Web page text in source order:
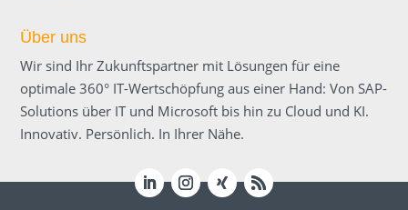
Über uns
Wir sind Ihr Zukunftspartner mit Lösungen für eine
optimale 360° IT-Wertschöpfung aus einer Hand: Von SAP-
Solutions über IT und Microsoft bis hin zu Cloud und KI.
Innovativ. Persönlich. In Ihrer Nähe.